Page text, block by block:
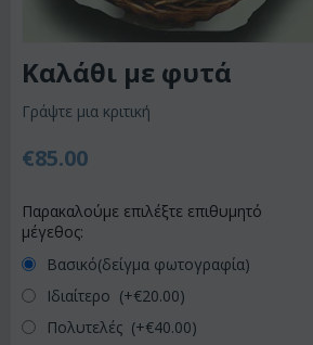
Καλάθι με φυτά
Γράψτε μια κριτική
€85.00
Παρακαλούμε επιλέξτε επιθυμητό
μέγεθος:
Βασικό(δείγμα φωτογραφία)
Ιδιαίτερο (+€20.00)
Πολυτελές (+€40.00)